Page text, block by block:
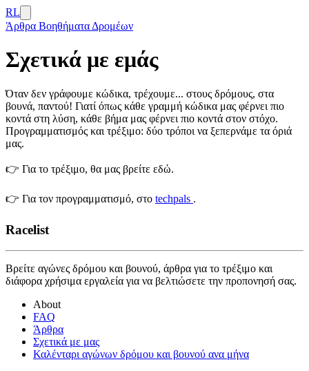
RL
Άρθρα Βοηθήματα Δρομέων
Σχετικά με εμάς
Όταν δεν γράφουμε κώδικα, τρέχουμε... στους δρόμους, στα
βουνά, παντού! Γιατί όπως κάθε γραμμή κώδικα μας φέρνει πιο
κοντά στη λύση, κάθε βήμα μας φέρνει πιο κοντά στον στόχο.
Προγραμματισμός και τρέξιμο: δύο τρόποι να ξεπερνάμε τα όριά
μας.
👉 Για το τρέξιμο, θα μας βρείτε εδώ.
👉 Για τον προγραμματισμό, στο techpals .
Racelist
Βρείτε αγώνες δρόμου και βουνού, άρθρα για το τρέξιμο και
διάφορα χρήσιμα εργαλεία για να βελτιώσετε την προπονησή σας.
About
FAQ
Άρθρα
Σχετικά με μας
Καλένταρι αγώνων δρόμου και βουνού ανα μήνα